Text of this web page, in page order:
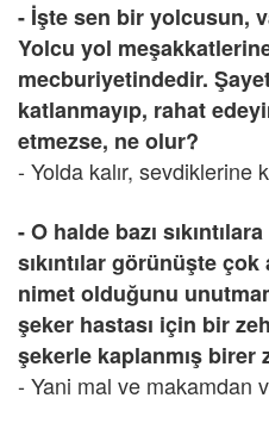
- İşte sen bir yolcusun,
Yolcu yol
mecburiyetindedir.
katlanmayıp, rahat
etmezse, ne olur?
- Yolda kalır, sevdiklerine
- O halde bazı
sıkıntılar görünüşte
nimet olduğunu
şeker hastası için bir
şekerle kaplanmış birer
- Yani mal ve makamdan